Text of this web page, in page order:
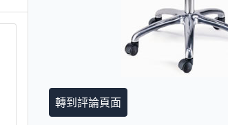
轉到評論頁面